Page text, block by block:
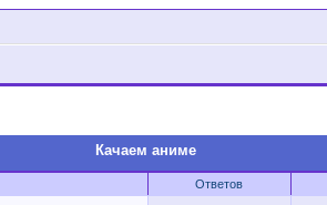
Качаем аниме
Ответов